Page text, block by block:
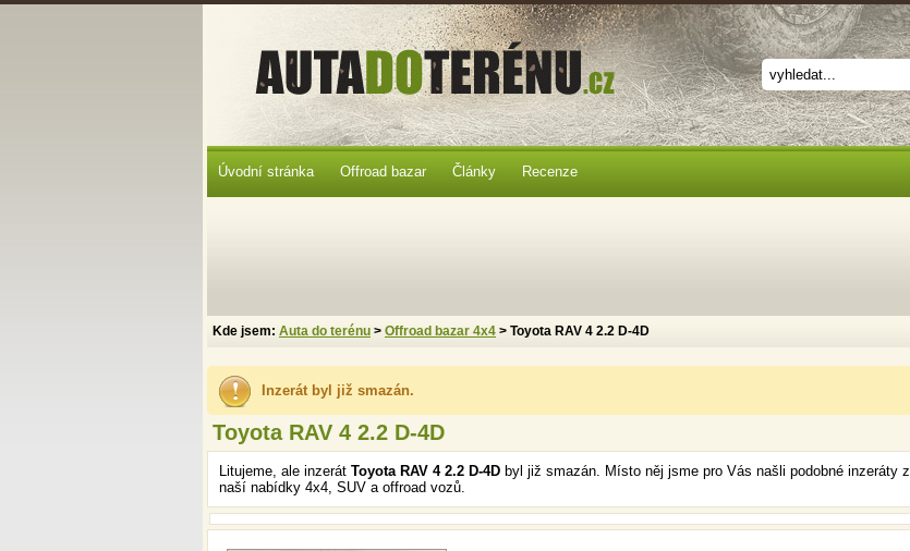
Inzerát byl již smazán.
Toyota RAV 4 2.2 D-4D
Litujeme, ale inzerát Toyota RAV 4 2.2 D-4D byl již smazán. Místo něj jsme pro Vás našli podobné inzeráty z
naší nabídky 4x4, SUV a offroad vozů.
Úvodní stránka Offroad bazar Články Recenze
Kde jsem: Auta do terénu > Offroad bazar 4x4 > Toyota RAV 4 2.2 D-4D